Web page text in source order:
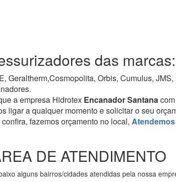
das marcas:
Geraltherm,Cosmopolita, Orbis, Cumulus,
a empresa Hidrotex Encanador Santana
ligar a qualquer momento e solicitar o seu
fazemos orçamento no local,
DE ATENDIMENTO
alguns bairros/cidades atendidas pela nossa